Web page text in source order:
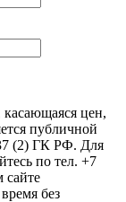
касающаяся цен,
публичной
(2) ГК РФ. Для
по тел. +7
сайте
без